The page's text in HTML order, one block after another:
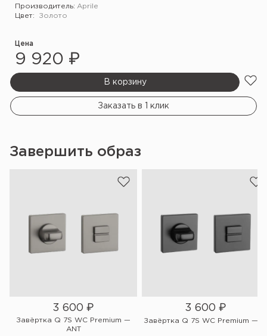
Производитель: Aprile
Цвет:
Золото
Цена
9 920 ₽
В корзину
Заказать в 1 клик
Завершить образ
3 600 ₽
Завёртка Q 7S WC Premium —
ANT
3 600 ₽
Завёртка Q 7S WC Premium — Bl